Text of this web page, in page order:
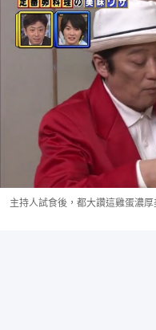
主持人試食後，都大讚這雞蛋濃